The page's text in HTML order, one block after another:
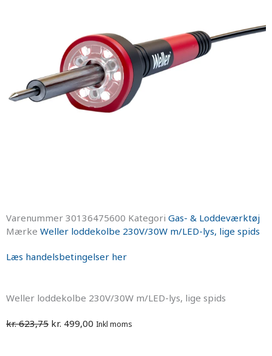
Varenummer 30136475600 Kategori Gas- & Loddeværktøj
Mærke Weller loddekolbe 230V/30W m/LED-lys, lige spids
Læs handelsbetingelser her
Weller loddekolbe 230V/30W m/LED-lys, lige spids
kr.623,75 Den
kr. 499,00 Den
Inkl moms